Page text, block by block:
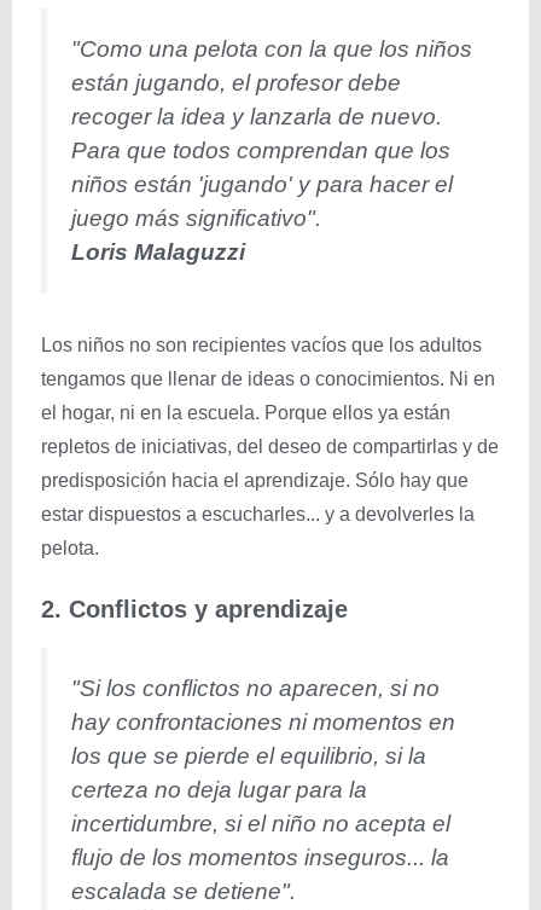
"Como una pelota con la que los niños
están jugando, el profesor debe
recoger la idea y lanzarla de nuevo.
Para que todos comprendan que los
niños están 'jugando' y para hacer el
juego más significativo".
Loris Malaguzzi
Los niños no son recipientes vacíos que los adultos
tengamos que llenar de ideas o conocimientos. Ni en
el hogar, ni en la escuela. Porque ellos ya están
repletos de iniciativas, del deseo de compartirlas y de
predisposición hacia el aprendizaje. Sólo hay que
estar dispuestos a escucharles... y a devolverles la
pelota.
2. Conflictos y aprendizaje
"Si los conflictos no aparecen, si no
hay confrontaciones ni momentos en
los que se pierde el equilibrio, si la
certeza no deja lugar para la
incertidumbre, si el niño no acepta el
flujo de los momentos inseguros... la
escalada se detiene".